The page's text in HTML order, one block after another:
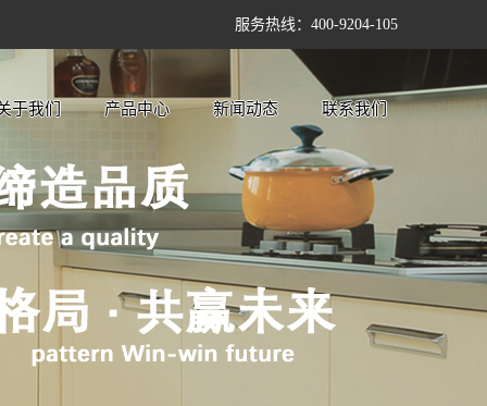
服务热线：400-9204-105
于我们
司简介
业文化
工中心
产品中心
整体橱柜
卫浴橱柜
品质酒柜
阳台洗柜
先锋衣柜
新闻动态
公司新闻
行业新闻
技术知识
联系我们